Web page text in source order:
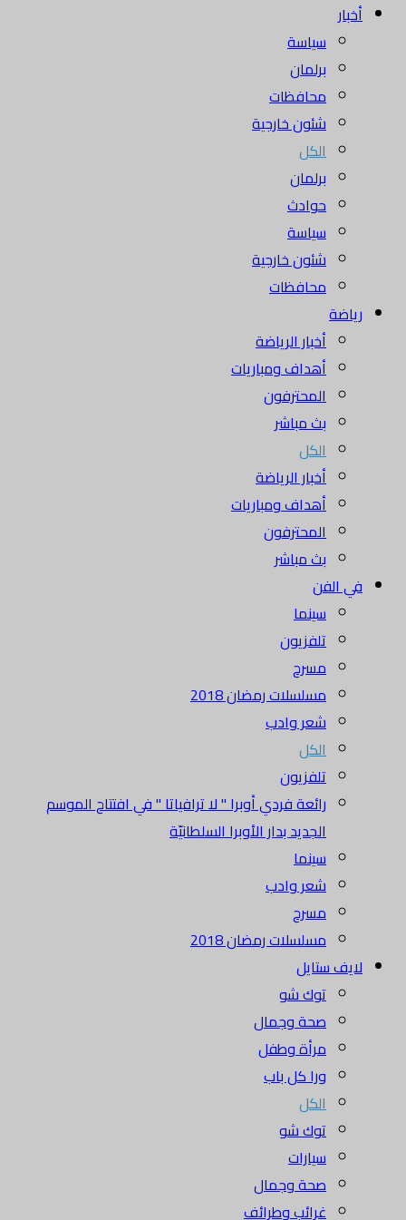
أخبار
سياسة
برلمان
محافظات
شئون خارجية
الكل
برلمان
حوادث
سياسة
شئون خارجية
محافظات
رياضة
أخبار الرياضة
أهداف ومباريات
المحترفون
بث مباشر
الكل
أخبار الرياضة
أهداف ومباريات
المحترفون
بث مباشر
في الفن
سينما
تلفزيون
مسرح
مسلسلات رمضان 2018
شعر وادب
الكل
تلفزيون
رائعة فردي أوبرا " لا ترافياتا " في افتتاح الموسم
الجديد بدار الأوبرا السلطانيّة
سينما
شعر وادب
مسرح
مسلسلات رمضان 2018
لايف ستايل
توك شو
صحة وجمال
مرأة وطفل
ورا كل باب
الكل
توك شو
سيارات
صحة وجمال
غرائب وطرائف